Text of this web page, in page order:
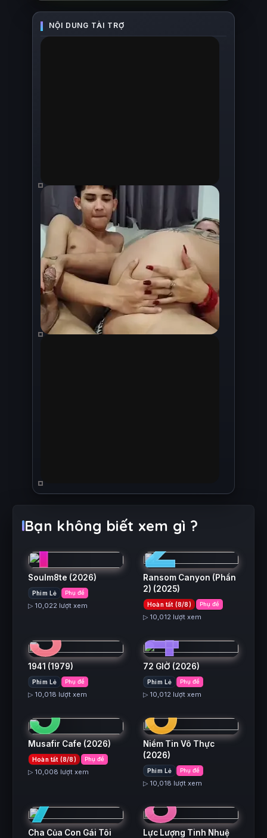
Bạn không biết xem gì ?
1
Soulm8te (2026)
Phim Lẻ Phụ đề
▷ 10,022 lượt xem
2
Ransom Canyon (Phần
2) (2025)
Hoàn tất (8/8) Phụ đề
▷ 10,012 lượt xem
3
1941 (1979)
Phim Lẻ Phụ đề
▷ 10,018 lượt xem
4
72 GIỜ (2026)
Phim Lẻ Phụ đề
▷ 10,012 lượt xem
5
Musafir Cafe (2026)
Hoàn tất (8/8) Phụ đề
▷ 10,008 lượt xem
6
Niềm Tin Vô Thực
(2026)
Phim Lẻ Phụ đề
▷ 10,018 lượt xem
7
Cha Của Con Gái Tôi
8
Lực Lượng Tinh Nhuệ